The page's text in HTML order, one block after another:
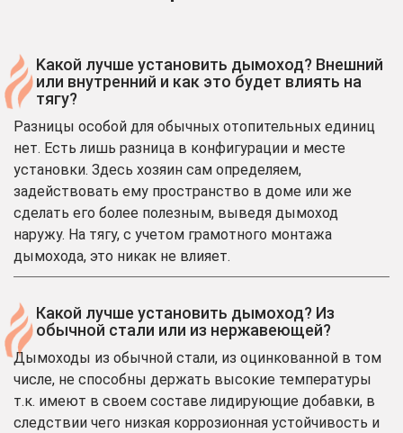
Kакой лучше установить дымоход? Внешний
или внутренний и как это будет влиять на
тягу?
Разницы особой для обычных отопительных единиц
нет. Есть лишь разница в конфигурации и месте
установки. Здесь хозяин сам определяем,
задействовать ему пространство в доме или же
сделать его более полезным, выведя дымоход
наружу. На тягу, с учетом грамотного монтажа
дымохода, это никак не влияет.
Какой лучше установить дымоход? Из
обычной стали или из нержавеющей?
Дымоходы из обычной стали, из оцинкованной в том
числе, не способны держать высокие температуры
т.к. имеют в своем составе лидирующие добавки, в
следствии чего низкая коррозионная устойчивость и